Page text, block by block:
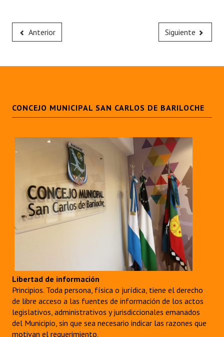
Anterior Siguiente
CONCEJO MUNICIPAL SAN CARLOS DE BARILOCHE
Libertad de información
Principios. Toda persona, física o jurídica, tiene el derecho
de libre acceso a las fuentes de información de los actos
legislativos, administrativos y jurisdiccionales emanados
del Municipio, sin que sea necesario indicar las razones que
motivan el requerimiento.